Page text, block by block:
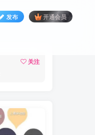
发布 开通会员
关注